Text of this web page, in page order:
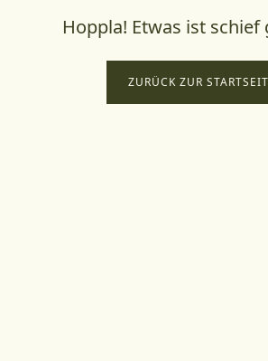
Hoppla! Etwas ist schief
ZURÜCK ZUR